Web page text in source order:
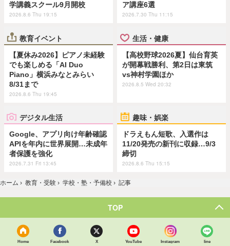
学講義スクール9月開校
2026.8.6 Thu 19:15
ア講座6選
2026.7.30 Thu 11:15
教育イベント
【夏休み2026】ピアノ未経験
でも楽しめる「AI Duo
Piano」横浜みなとみらい
8/31まで
2026.8.6 Thu 19:45
生活・健康
【高校野球2026夏】仙台育英
が開幕戦勝利、第2日は東筑
vs神村学園ほか
2026.8.5 Wed 20:32
デジタル生活
Google、アプリ向け年齢確認
APIを年内に世界展開…未成年
者保護を強化
2026.7.31 Fri 13:45
趣味・娯楽
ドラえもん短歌、入選作は
11/20発売の新刊に収録…9/3
締切
2026.8.6 Thu 15:15
ホーム › 教育・受験 › 学校・塾・予備校 › 記事
TOP
Home Facebook X YouTube Instagram line